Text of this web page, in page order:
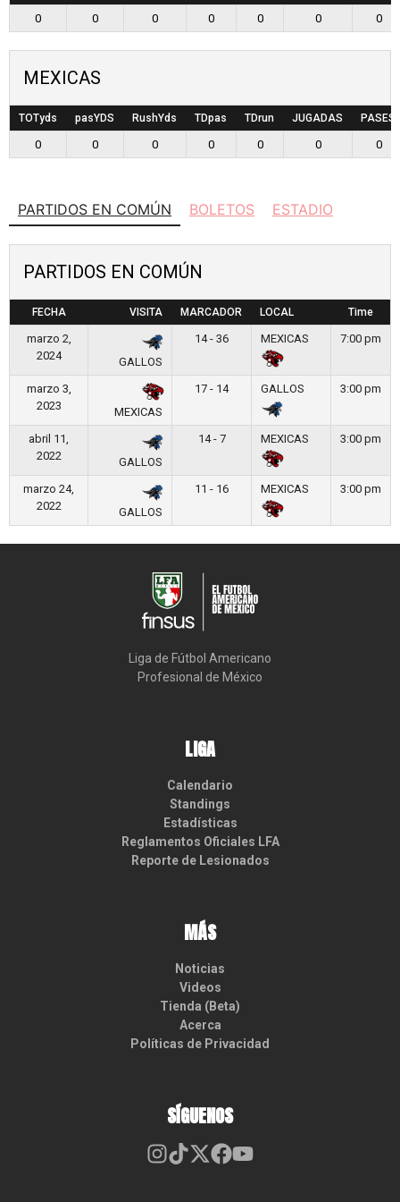
0 0 0 0 0 0 0
MEXICAS
TOTyds pasYDS RushYds TDpas TDrun JUGADAS PASES
0 0 0 0 0 0 0
PARTIDOS EN COMÚN BOLETOS ESTADIO
PARTIDOS EN COMÚN
FECHA VISITA MARCADOR LOCAL Time
marzo 2,
2024
GALLOS
14 - 36 MEXICAS 7:00 pm
marzo 3,
2023
MEXICAS
17 - 14 GALLOS 3:00 pm
abril 11,
2022
GALLOS
14 - 7 MEXICAS 3:00 pm
marzo 24,
2022
GALLOS
11 - 16 MEXICAS 3:00 pm
Liga de Fútbol Americano
Profesional de México
LIGA
Calendario
Standings
Estadísticas
Reglamentos Oficiales LFA
Reporte de Lesionados
MÁS
Noticias
Videos
Tienda (Beta)
Acerca
Políticas de Privacidad
SÍGUENOS